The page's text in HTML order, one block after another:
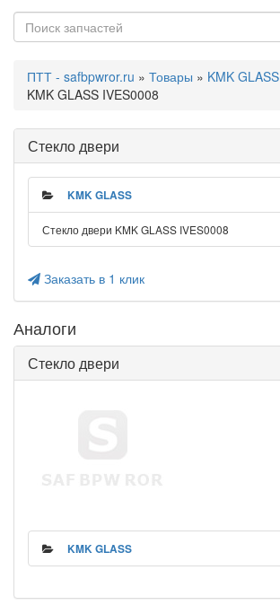
ПТТ - safbpwror.ru » Товары » KMK GLASS
KMK GLASS IVES0008
Стекло двери
KMK GLASS
Стекло двери KMK GLASS IVES0008
Заказать в 1 клик
Аналоги
Стекло двери
KMK GLASS